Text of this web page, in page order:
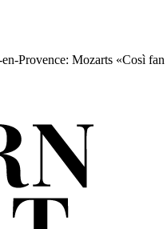
Provence: Mozarts «Così